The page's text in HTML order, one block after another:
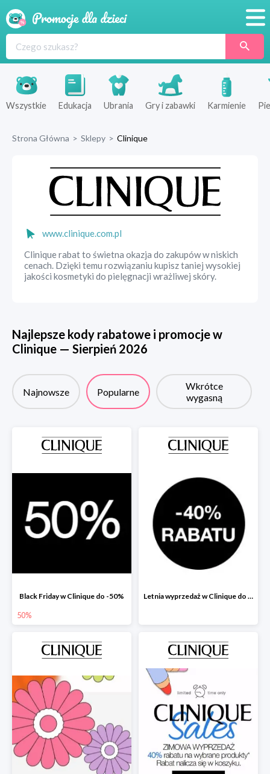
Produkty
Sklepy
Wszystkie Edukacja Ubrania Gry i zabawki Karmienie
Strona Główna > Sklepy > Clinique
www.clinique.com.pl
Clinique rabat to świetna okazja do zakupów w niskich
cenach. Dzięki temu rozwiązaniu kupisz taniej wysokiej
jakości kosmetyki do pielęgnacji wrażliwej skóry.
Najlepsze kody rabatowe i promocje w
Clinique — Sierpień 2026
Najnowsze Popularne
Wkrótce
wygasną
Black Friday w Clinique do -50%
50%
Letnia wyprzedaż w Clinique do -40%